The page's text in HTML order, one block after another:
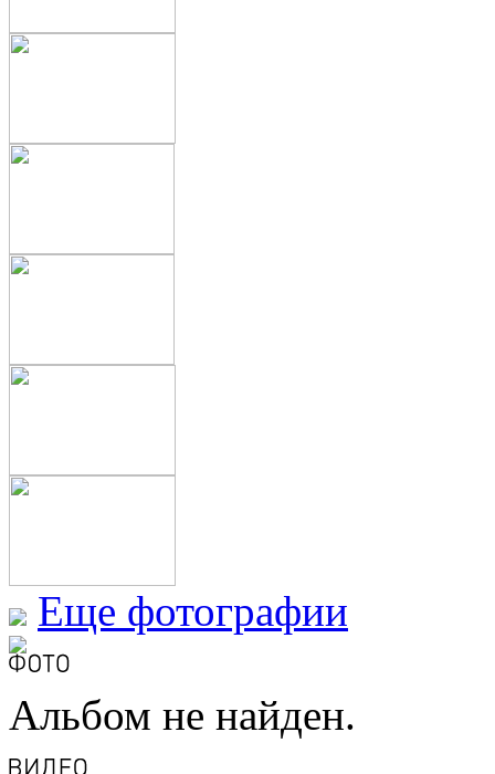
Еще фотографии
Альбом не найден.